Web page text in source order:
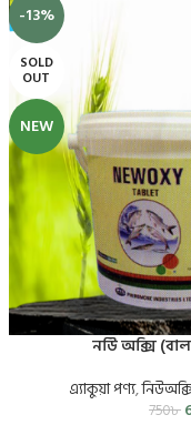
-13%
SOLD
OUT
NEW
নউি অক্সি
এ্যাকুয়া পণ্য,
750৳